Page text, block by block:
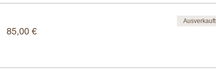
85,00 €
Ausverkauft